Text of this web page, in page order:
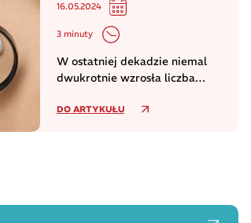
16.05.2024
3 minuty
W ostatniej dekadzie niemal
dwukrotnie wzrosła liczba
DO ARTYKUŁU